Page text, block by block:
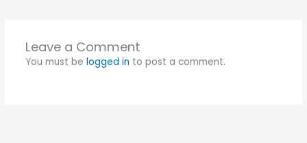
Leave a Comment
You must be logged in to post a comment.